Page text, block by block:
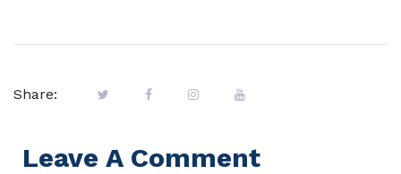
Share:
Leave A Comment